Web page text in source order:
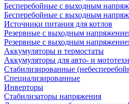
Бесперебойные с выходным
Бесперебойные с выходным
Источники питания для котлов
Резервные с выходным
Резервные с выходным
Аккумуляторы и термостаты
Аккумуляторы для авто- и
Стабилизированные
Специализированные
Инверторы
Стабилизаторы напряжения